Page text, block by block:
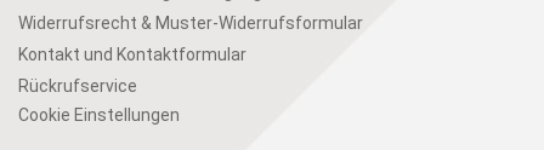
Widerrufsrecht & Muster-Widerrufsformular
Kontakt und Kontaktformular
Rückrufservice
Cookie Einstellungen